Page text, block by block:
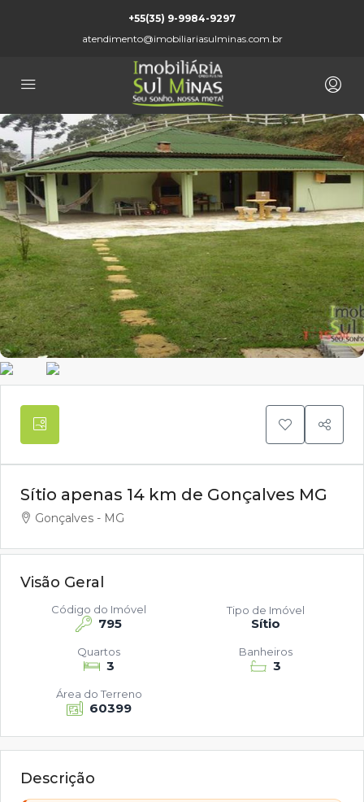
+55(35) 9-9984-9297
atendimento@imobiliariasulminas.com.br
Sítio apenas 14 km de Gonçalves MG
Gonçalves - MG
Visão Geral
795
Código do Imóvel
Sítio
Tipo de Imóvel
3
Quartos
3
Banheiros
60399
Área do Terreno
Descrição